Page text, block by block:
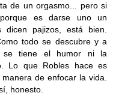
de un orgasmo... pero si
es darse uno un
pajizos, está bien.
todo se descubre y a
se tiene el humor ni la
Lo que Robles hace es
de enfocar la vida.
honesto.